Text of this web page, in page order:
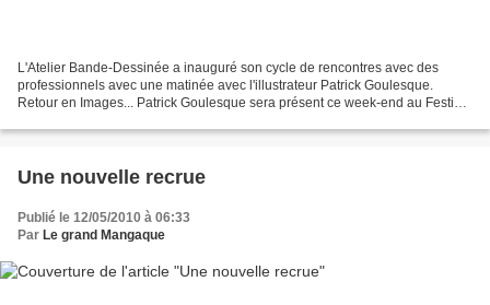
L'Atelier Bande-Dessinée a inauguré son cycle de rencontres avec des
professionnels avec une matinée avec l'illustrateur Patrick Goulesque.
Retour en Images... Patrick Goulesque sera présent ce week-end au Festival
Une nouvelle recrue
Publié le 12/05/2010 à 06:33
Par Le grand Mangaque